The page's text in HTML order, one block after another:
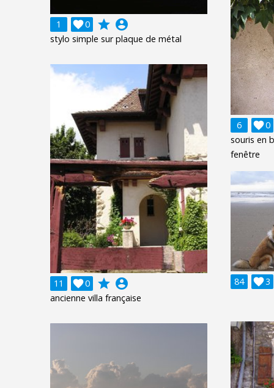
1 0
 grade account_circle
stylo simple sur plaque de métal
6 0

souris en
fenêtre
11 0
 grade account_circle
ancienne villa française
84 3
